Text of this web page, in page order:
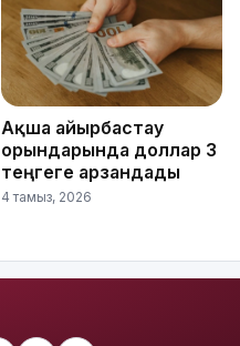
Ақша айырбастау
орындарында доллар 3
теңгеге арзандады
4 тамыз, 2026